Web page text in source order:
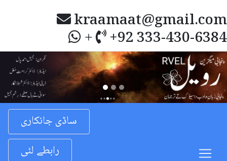
kraamaat@gmail.com
+ +92 333-430-6384
Previous
ساڈی جانکاری
رابطے لئی